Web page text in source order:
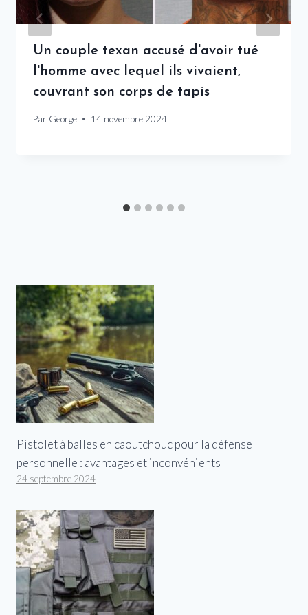
Un couple texan accusé d'avoir tué
l'homme avec lequel ils vivaient,
couvrant son corps de tapis
Par George 14 novembre 2024
Pistolet à balles en caoutchouc pour la défense
personnelle : avantages et inconvénients
24 septembre 2024